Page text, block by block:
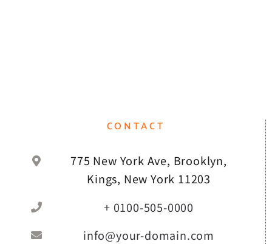
CONTACT
775 New York Ave, Brooklyn,
Kings, New York 11203
+ 0100-505-0000
info@your-domain.com